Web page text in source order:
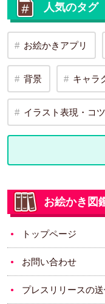
人気のタグ
お絵かきアプリ
背景 キャラ
イラスト表現・コツ
お絵かき図
トップページ
お問い合わせ
プレスリリースの